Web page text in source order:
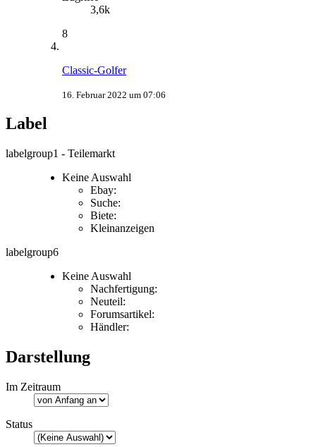
3,6k
8
Classic-Golfer
16. Februar 2022 um 07:06
Label
labelgroup1 - Teilemarkt
Keine Auswahl
Ebay:
Suche:
Biete:
Kleinanzeigen
labelgroup6
Keine Auswahl
Nachfertigung:
Neuteil:
Forumsartikel:
Händler:
Darstellung
Im Zeitraum
Status